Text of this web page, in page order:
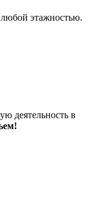
этажностью.
деятельность в